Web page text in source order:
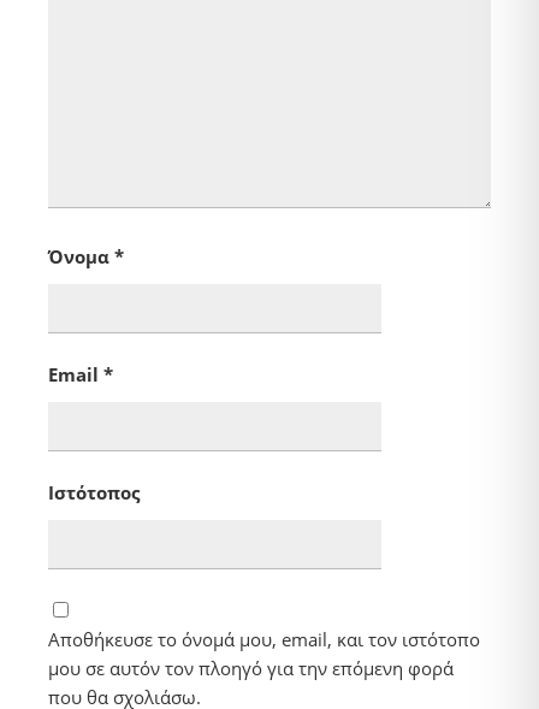
Όνομα *
Email *
Ιστότοπος
Αποθήκευσε το όνομά μου, email, και τον ιστότοπο
μου σε αυτόν τον πλοηγό για την επόμενη φορά
που θα σχολιάσω.